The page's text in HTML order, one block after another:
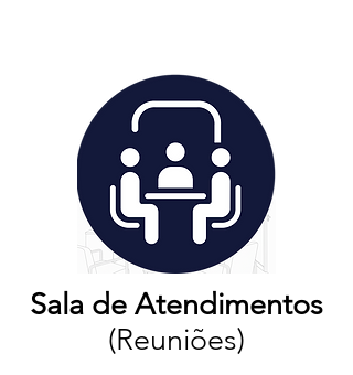
Sala de Atendimentos
(Reuniões)